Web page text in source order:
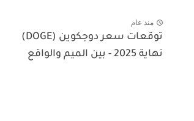
منذ عام
توقعات سعر دوجكوين (DOGE)
نهاية 2025 - بين الميم والواقع